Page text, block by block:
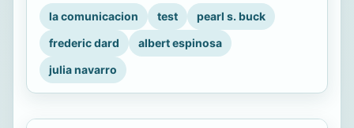
la comunicacion test
pearl s. buck
frederic dard
albert espinosa
julia navarro